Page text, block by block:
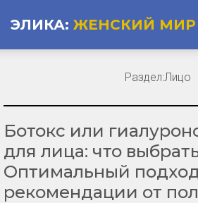
ЭЛИКА: ЖЕНСКИЙ МИР
Ботокс или
для лица: что
Оптимальный
рекомендации от
Раздел:Лицо